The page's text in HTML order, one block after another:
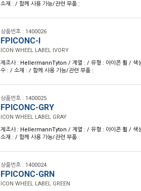
소재 : / 함께 사용 가능/관련 부품 :
상품번호 : 1400026
FPICONC-I
ICON WHEEL LABEL IVORY
제조사 : HellermannTyton / 계열 : / 유형 : 아이콘 휠 / 색
수 : / 소재 : / 함께 사용 가능/관련 부품 :
상품번호 : 1400025
FPICONC-GRY
ICON WHEEL LABEL GRAY
제조사 : HellermannTyton / 계열 : / 유형 : 아이콘 휠 / 색
소재 : / 함께 사용 가능/관련 부품 :
상품번호 : 1400024
FPICONC-GRN
ICON WHEEL LABEL GREEN